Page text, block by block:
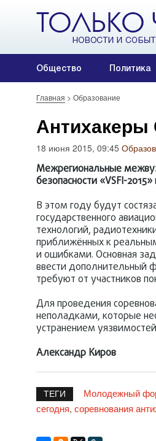
Общество Политика
Главная > Образование
Антихакеры
18 июня 2015, 09:45
Межрегиональные
безопасности «VSFI-
В этом году будут
государственного
технологий,
приближённых к
и ошибками. Основная
ввести дополнительный
требуют от участников
Для проведения
неполадками, которые
устранением
Александр Киров
ТЕГИ Молодежный
сегодня, соревнования